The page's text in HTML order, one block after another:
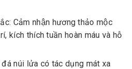
Cảm nhận hương thảo mộc
kích thích tuần hoàn máu và hỗ
núi lửa có tác dụng mát xa